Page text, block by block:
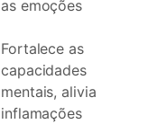
as emoções
Fortalece as
capacidades
mentais, alivia
inflamações